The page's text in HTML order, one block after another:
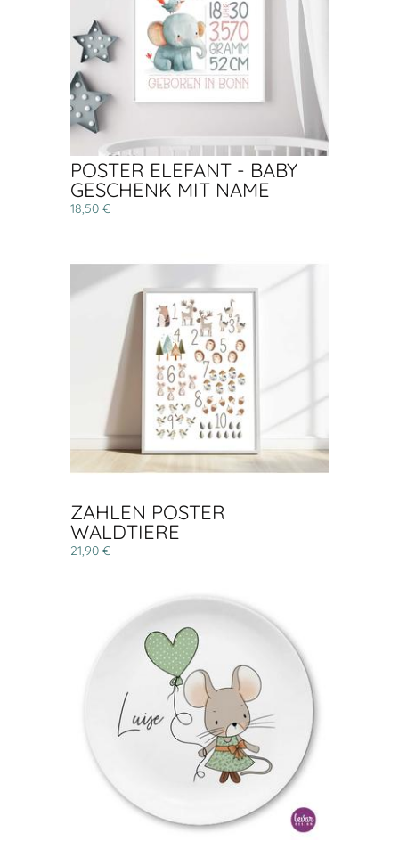
POSTER ELEFANT - BABY
GESCHENK MIT NAME
18,50 €
ZAHLEN POSTER
WALDTIERE
21,90 €